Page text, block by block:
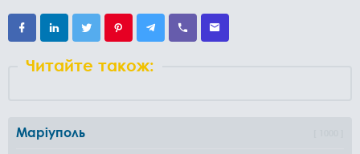
Читайте також:
Маріуполь